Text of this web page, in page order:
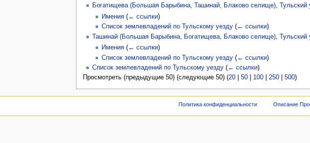
Богатищева (Большая Барыбина, Ташинай, Блаково селище), Тульский
Имения (← ссылки)
Список землевладений по Тульскому уезду (← ссылки)
Ташинай (Большая Барыбина, Богатищева, Блаково селище), Тульский
Имения (← ссылки)
Список землевладений по Тульскому уезду (← ссылки)
Список землевладений по Тульскому уезду (← ссылки)
Просмотреть (предыдущие 50) (следующие 50) (20| 50| 100| 250| 500)
Политика конфиденциальности Описание